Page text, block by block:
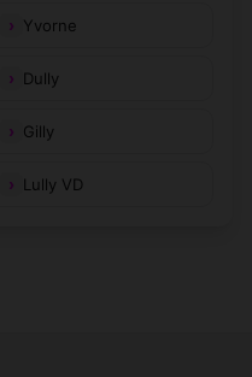
Yvorne
Dully
Gilly
Lully VD